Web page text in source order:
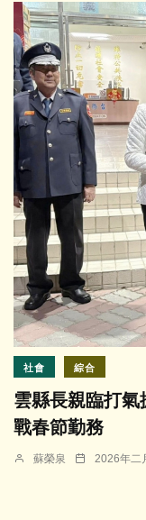
社會 綜合
雲縣長親臨打
戰春節勤務
蘇榮泉 2026年二